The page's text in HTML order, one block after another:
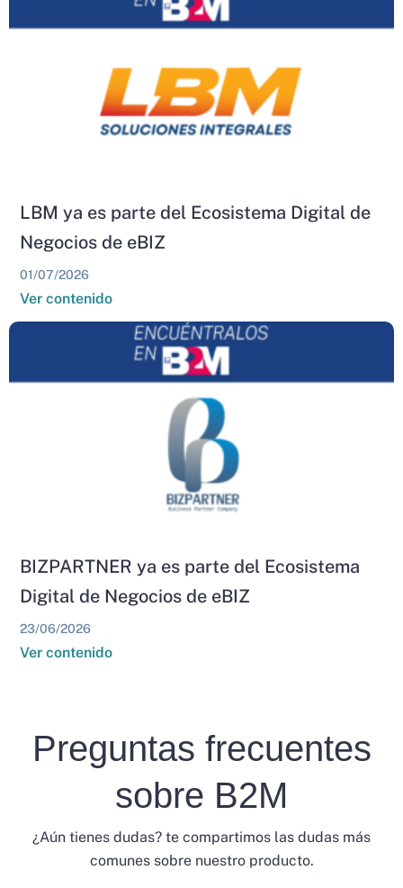
LBM ya es parte del Ecosistema Digital de
Negocios de eBIZ
01/07/2026
Ver contenido
BIZPARTNER ya es parte del Ecosistema
Digital de Negocios de eBIZ
23/06/2026
Ver contenido
Preguntas frecuentes
sobre B2M
¿Aún tienes dudas? te compartimos las dudas más
comunes sobre nuestro producto.